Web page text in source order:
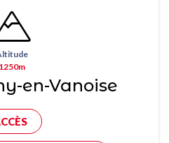
1250m
en-Vanoise